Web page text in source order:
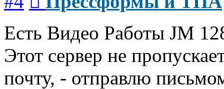
Есть Видео Работы JM
Этот сервер не
почту, - отправлю